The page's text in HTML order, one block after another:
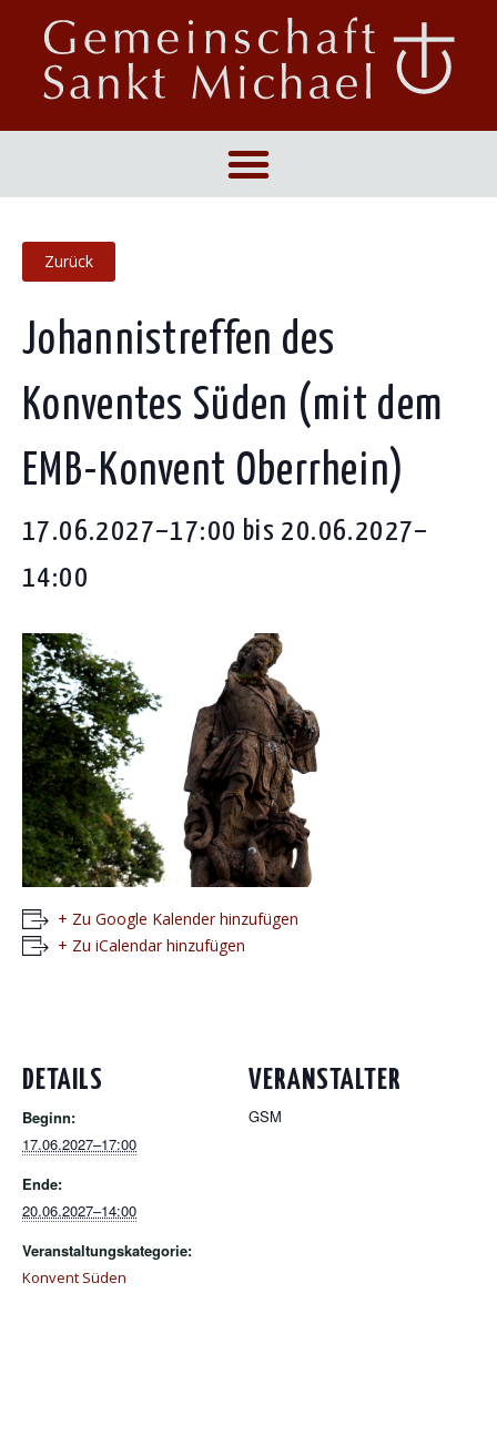
Johannistreffen des
Konventes Süden (mit dem
EMB-Konvent Oberrhein)
17.06.2027–17:00 bis 20.06.2027–
14:00
+ Zu Google Kalender hinzufügen
+ Zu iCalendar hinzufügen
DETAILS
Beginn:
17.06.2027–17:00
Ende:
20.06.2027–14:00
Veranstaltungskategorie:
Konvent Süden
VERANSTALTER
GSM